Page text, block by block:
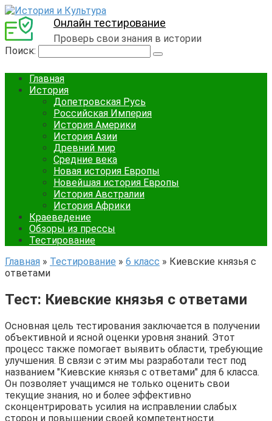
Онлайн тестирование
Проверь свои знания в истории
Поиск:
Главная
История
Допетровская Русь
Российская Империя
История Америки
История Азии
Древний мир
Средние века
Новая история Европы
Новейшая история Европы
История Австралии
История Африки
Краеведение
Обзоры из прессы
Тестирование
Главная » Тестирование » 6 класс » Киевские князья с
ответами
Тест: Киевские князья с ответами
Основная цель тестирования заключается в получении
объективной и ясной оценки уровня знаний. Этот
процесс также помогает выявить области, требующие
улучшения. В связи с этим мы разработали тест под
названием "Киевские князья с ответами" для 6 класса.
Он позволяет учащимся не только оценить свои
текущие знания, но и более эффективно
сконцентрировать усилия на исправлении слабых
сторон и повышении своей компетентности.